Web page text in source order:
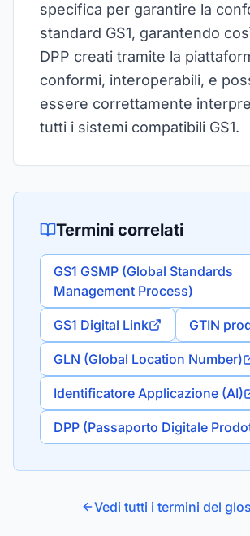
specifica per garantire la
standard GS1, garantendo
DPP creati tramite la
conformi, interoperabili, e
essere correttamente
tutti i sistemi compatibili GS1.
Termini correlati
GS1 GSMP (Global Standards
Management Process)
GS1 Digital Link GTIN
GLN (Global Location Number)
Identificatore Applicazione (AI)
DPP (Passaporto Digitale
Vedi tutti i termini del